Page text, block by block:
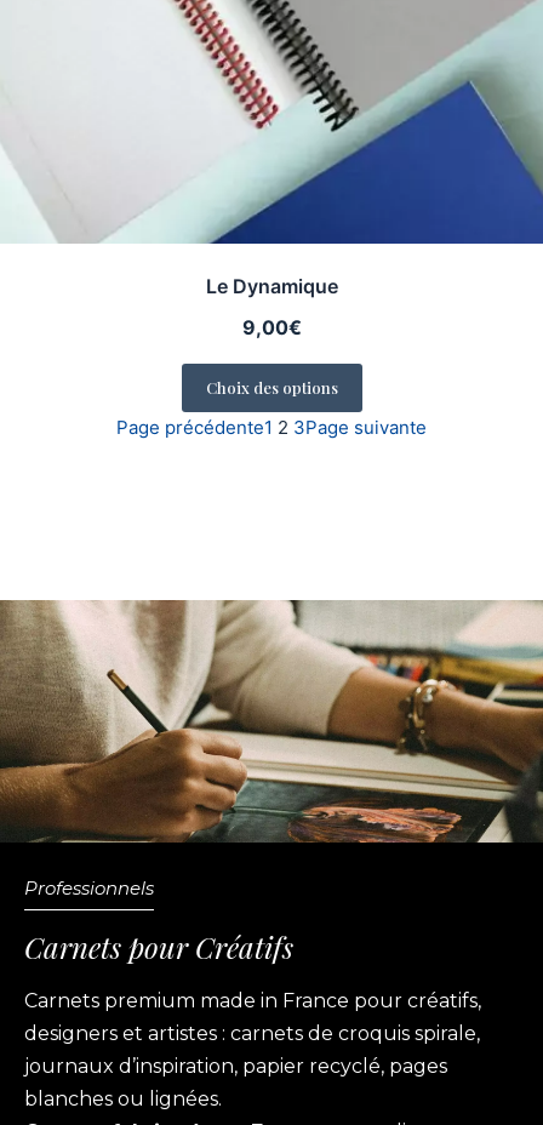
Le Dynamique
9,00€
Choix des options
Page précédente1 2 3Page suivante
Professionnels
Carnets pour Créatifs
Carnets premium made in France pour créatifs,
designers et artistes : carnets de croquis spirale,
journaux d’inspiration, papier recyclé, pages
blanches ou lignées.